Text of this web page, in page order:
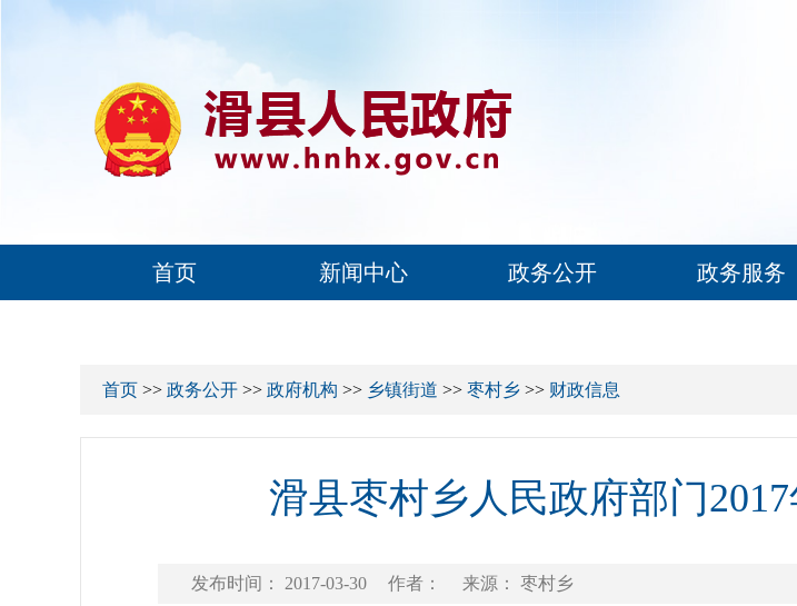
首页 新闻中心 政务公开 政务服务
首页 >> 政务公开 >> 政府机构 >> 乡镇街道 >> 枣村乡 >> 财政信息
滑县枣村乡人民政府部门
发布时间： 2017-03-30 作者： 来源： 枣村乡